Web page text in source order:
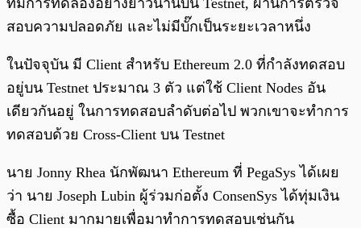
สอบความปลอดภัย และไม่มีบั๊กเป็นระยะเวลาหนึ่ง
ในปัจจุบัน มี Client สำหรับ Ethereum 2.0 ที่กำลังทดสอบ
อยู่บน Testnet ประมาณ 3 ตัว แต่ใช้ Client Nodes อัน
เดียวกันอยู่ ในการทดสอบลำดับต่อไป พวกเขาจะทำการ
ทดสอบด้วย Cross-Client บน Testnet
นาย Jonny Rhea นักพัฒนา Ethereum ที่ PegaSys ได้เผย
ว่า นาย Joseph Lubin ผู้ร่วมก่อตั้ง ConsenSys ได้ทุ่มเงิน
ซื้อ Client มากมายเพื่อมาทำการทดสอบเช่นกัน